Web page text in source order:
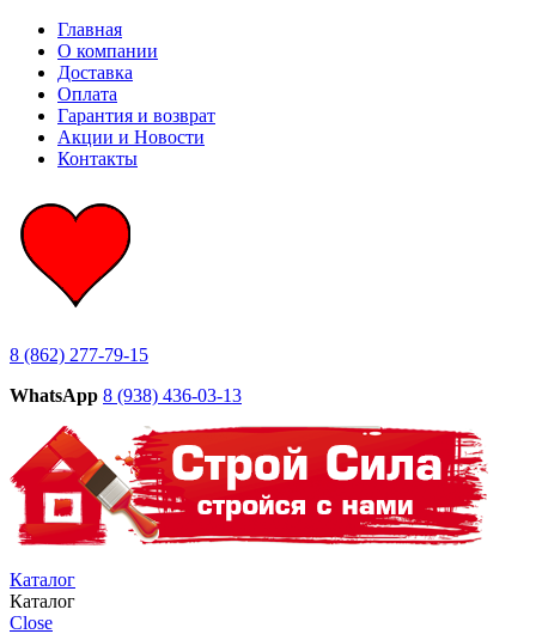
Главная
О компании
Доставка
Оплата
Гарантия и возврат
Акции и Новости
Контакты
8 (862) 277-79-15
WhatsApp 8 (938) 436-03-13
Каталог
Каталог
Close